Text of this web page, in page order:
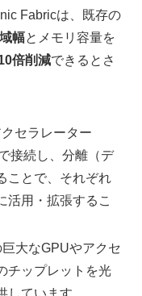
Fabricは、既存の
幅とメモリ容量を
倍削減できるとさ
セラレーター
接続し、分離（デ
ことで、それぞれ
活用・拡張するこ
大なGPUやアクセ
チップレットを光